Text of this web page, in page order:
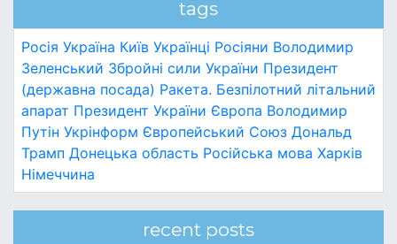
tags
Росія Україна Київ Українці Росіяни Володимир
Зеленський Збройні сили України Президент
(державна посада) Ракета. Безпілотний літальний
апарат Президент України Європа Володимир
Путін Укрінформ Європейський Союз Дональд
Трамп Донецька область Російська мова Харків
Німеччина
recent posts